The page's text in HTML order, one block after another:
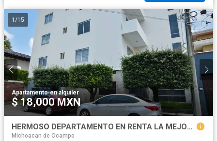
1 /15
Apartamento·en alquiler
$ 18,000 MXN
HERMOSO DEPARTAMENTO EN RENTA LA MEJOR UBICACION DE URUAPAN
Michoacan de Ocampo